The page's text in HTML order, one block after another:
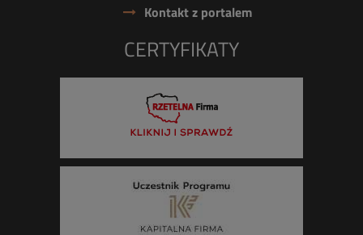
Kontakt z portalem
CERTYFIKATY